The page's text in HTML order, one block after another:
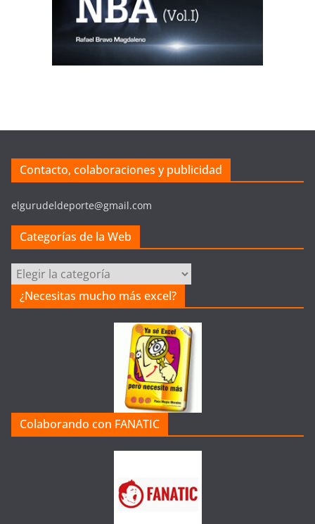
Contacto, colaboraciones y publicidad
elgurudeldeporte@gmail.com
Categorías de la Web
Categorías
de
la
¿Necesitas mucho más excel?
Colaborando con FANATIC